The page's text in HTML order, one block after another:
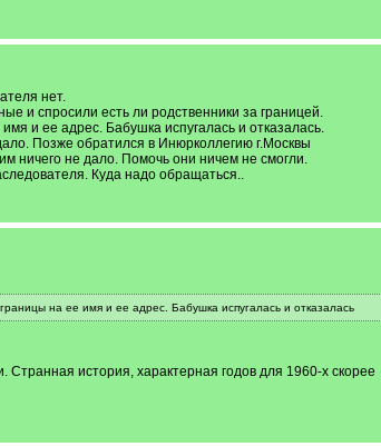
нет.
и спросили есть ли родственники за границей.
и ее адрес. Бабушка испугалась и отказалась.
Позже обратился в Инюрколлегию г.Москвы
ничего не дало. Помочь они ничем не смогли.
Куда надо обращаться..
на ее имя и ее адрес. Бабушка испугалась и отказалась
история, характерная годов для 1960-х скорее